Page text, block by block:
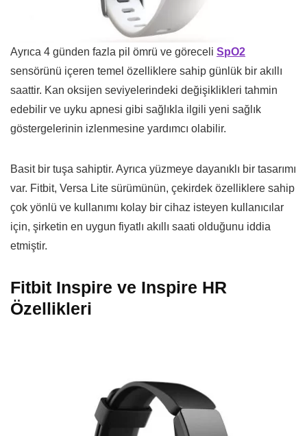
Ayrıca 4 günden fazla pil ömrü ve göreceli SpO2
sensörünü içeren temel özelliklere sahip günlük bir akıllı
saattir. Kan oksijen seviyelerindeki değişiklikleri tahmin
edebilir ve uyku apnesi gibi sağlıkla ilgili yeni sağlık
göstergelerinin izlenmesine yardımcı olabilir.
Basit bir tuşa sahiptir. Ayrıca yüzmeye dayanıklı bir tasarımı
var. Fitbit, Versa Lite sürümünün, çekirdek özelliklere sahip
çok yönlü ve kullanımı kolay bir cihaz isteyen kullanıcılar
için, şirketin en uygun fiyatlı akıllı saati olduğunu iddia
etmiştir.
Fitbit Inspire ve Inspire HR
Özellikleri